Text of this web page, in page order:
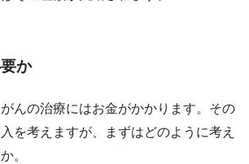
か
んの治療にはお金がかかります。その
を考えますが、まずはどのように考え
。